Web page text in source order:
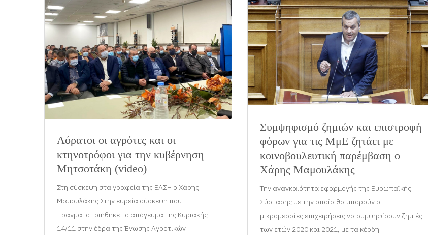
Αόρατοι οι αγρότες και οι
κτηνοτρόφοι για την κυβέρνηση
Μητσοτάκη (video)
Στη σύσκεψη στα γραφεία της ΕΑΣΗ ο Χάρης
Μαμουλάκης Στην ευρεία σύσκεψη που
πραγματοποιήθηκε το απόγευμα της Κυριακής
14/11 στην έδρα της Ένωσης Αγροτικών
Συμψηφισμό ζημιών και επιστροφή
φόρων για τις ΜμΕ ζητάει με
κοινοβουλευτική παρέμβαση ο
Χάρης Μαμουλάκης
Την αναγκαιότητα εφαρμογής της Ευρωπαϊκής
Σύστασης με την οποία θα μπορούν οι
μικρομεσαίες επιχειρήσεις να συμψηφίσουν ζημιές
των ετών 2020 και 2021, με τα κέρδη